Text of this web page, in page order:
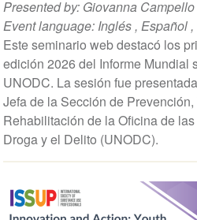
Presented by: Giovanna Campello
Event language: Inglés, Español,
Este seminario web destacó los
edición 2026 del Informe Mundial
UNODC. La sesión fue
Jefa de la Sección de
Rehabilitación de la Oficina de
Droga y el Delito (UNODC).